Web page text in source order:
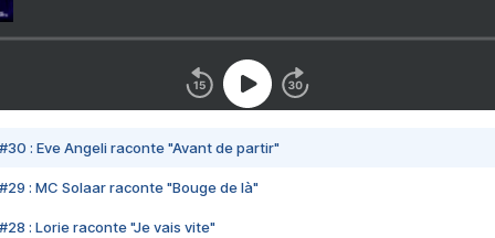
#30 : Eve Angeli raconte "Avant de partir"
#29 : MC Solaar raconte "Bouge de là"
#28 : Lorie raconte "Je vais vite"